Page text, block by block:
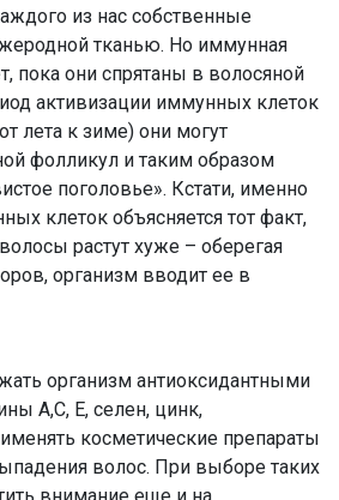
из нас собственные
тканью. Но иммунная
пока они спрятаны в волосяной
активизации иммунных клеток
лета к зиме) они могут
фолликул и таким образом
поголовье». Кстати, именно
клеток объясняется тот факт,
растут хуже – оберегая
организм вводит ее в
организм антиоксидантными
А,С, Е, селен, цинк,
косметические препараты
волос. При выборе таких